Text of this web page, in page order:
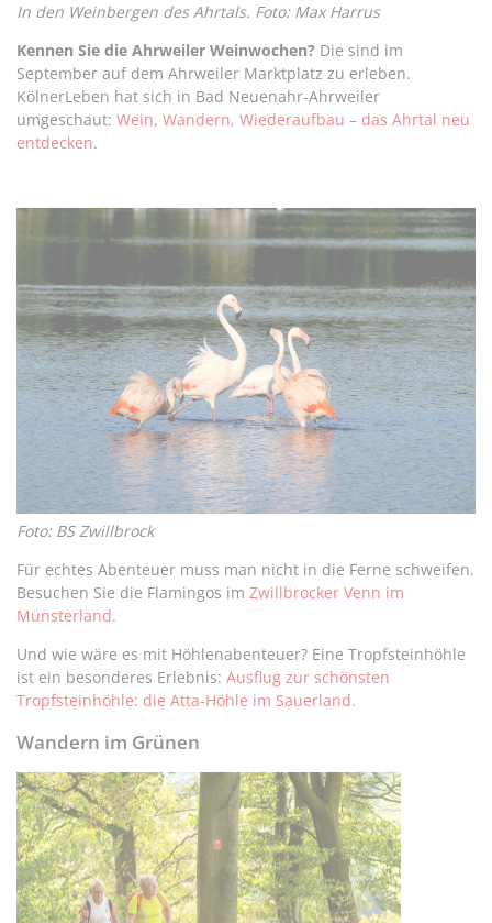
In den Weinbergen des Ahrtals. Foto: Max Harrus
Kennen Sie die Ahrweiler Weinwochen? Die sind im
September auf dem Ahrweiler Marktplatz zu erleben.
KölnerLeben hat sich in Bad Neuenahr-Ahrweiler
umgeschaut: Wein, Wandern, Wiederaufbau – das Ahrtal neu
entdecken.
Foto: BS Zwillbrock
Für echtes Abenteuer muss man nicht in die Ferne schweifen.
Besuchen Sie die Flamingos im Zwillbrocker Venn im
Münsterland.
Und wie wäre es mit Höhlenabenteuer? Eine Tropfsteinhöhle
ist ein besonderes Erlebnis: Ausflug zur schönsten
Tropfsteinhöhle: die Atta-Höhle im Sauerland.
Wandern im Grünen